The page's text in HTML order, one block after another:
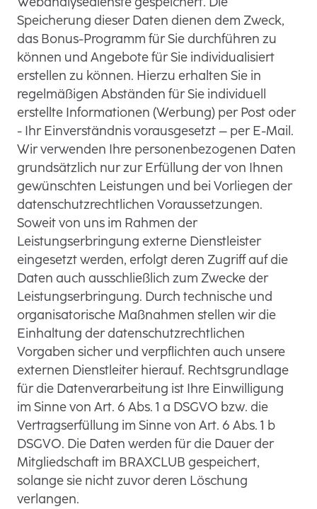
Speicherung dieser Daten dienen dem Zweck,
das Bonus-Programm für Sie durchführen zu
können und Angebote für Sie individualisiert
erstellen zu können. Hierzu erhalten Sie in
regelmäßigen Abständen für Sie individuell
erstellte Informationen (Werbung) per Post oder
- Ihr Einverständnis vorausgesetzt – per E-Mail.
Wir verwenden Ihre personenbezogenen Daten
grundsätzlich nur zur Erfüllung der von Ihnen
gewünschten Leistungen und bei Vorliegen der
datenschutzrechtlichen Voraussetzungen.
Soweit von uns im Rahmen der
Leistungserbringung externe Dienstleister
eingesetzt werden, erfolgt deren Zugriff auf die
Daten auch ausschließlich zum Zwecke der
Leistungserbringung. Durch technische und
organisatorische Maßnahmen stellen wir die
Einhaltung der datenschutzrechtlichen
Vorgaben sicher und verpflichten auch unsere
externen Dienstleiter hierauf. Rechtsgrundlage
für die Datenverarbeitung ist Ihre Einwilligung
im Sinne von Art. 6 Abs. 1 a DSGVO bzw. die
Vertragserfüllung im Sinne von Art. 6 Abs. 1 b
DSGVO. Die Daten werden für die Dauer der
Mitgliedschaft im BRAXCLUB gespeichert,
solange sie nicht zuvor deren Löschung
verlangen.